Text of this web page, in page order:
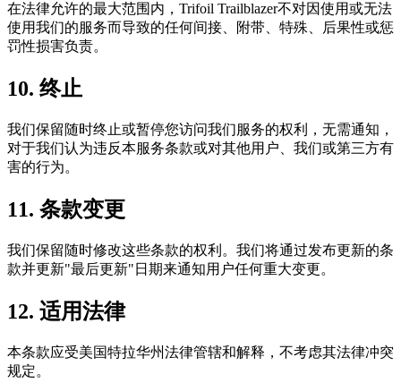
在法律允许的最大范围内，Trifoil Trailblazer不对因使用或无法
使用我们的服务而导致的任何间接、附带、特殊、后果性或惩
罚性损害负责。
10. 终止
我们保留随时终止或暂停您访问我们服务的权利，无需通知，
对于我们认为违反本服务条款或对其他用户、我们或第三方有
害的行为。
11. 条款变更
我们保留随时修改这些条款的权利。我们将通过发布更新的条
款并更新"最后更新"日期来通知用户任何重大变更。
12. 适用法律
本条款应受美国特拉华州法律管辖和解释，不考虑其法律冲突
规定。